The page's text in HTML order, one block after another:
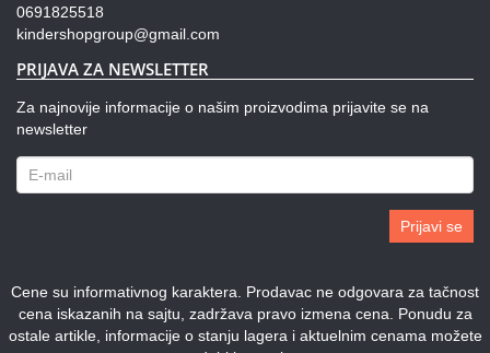
0691825518
kindershopgroup@gmail.com
PRIJAVA ZA NEWSLETTER
Za najnovije informacije o našim proizvodima prijavite se na
newsletter
Prijavi se
Cene su informativnog karaktera. Prodavac ne odgovara za tačnost
cena iskazanih na sajtu, zadržava pravo izmena cena. Ponudu za
ostale artikle, informacije o stanju lagera i aktuelnim cenama možete